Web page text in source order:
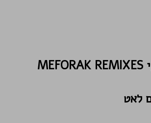
MEFORAK REMIXES
לאט